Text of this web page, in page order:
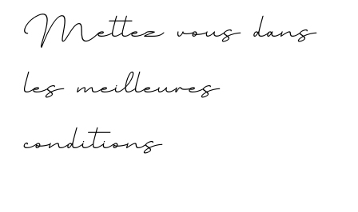
Mettez vous dans
les meilleures
conditions